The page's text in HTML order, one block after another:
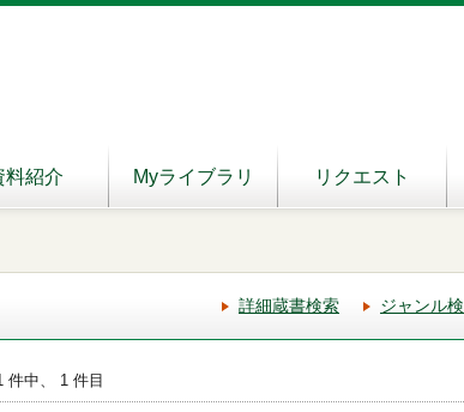
料紹介 Myライブラリ リクエスト
詳細蔵書検索 ジャンル
件中、 1 件目